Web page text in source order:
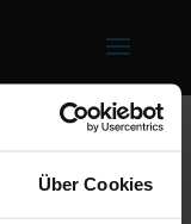
Über Cookies